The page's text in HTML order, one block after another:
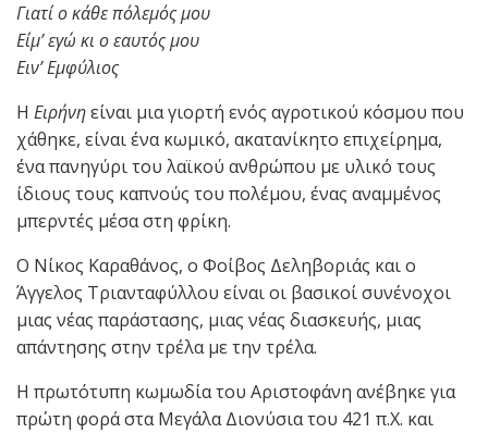
Γιατί ο κάθε πόλεμός μου
Είμ’ εγώ κι ο εαυτός μου
Ειν’ Εμφύλιος
H Ειρήνηείναι μια γιορτή ενός αγροτικού κόσμου που
χάθηκε, είναι ένα κωμικό, ακατανίκητο επιχείρημα,
ένα πανηγύρι του λαϊκού ανθρώπου με υλικό τους
ίδιους τους καπνούς του πολέμου, ένας αναμμένος
μπερντές μέσα στη φρίκη.
Ο Νίκος Καραθάνος, ο Φοίβος Δεληβοριάς και ο
Άγγελος Τριανταφύλλου είναι οι βασικοί συνένοχοι
μιας νέας παράστασης, μιας νέας διασκευής, μιας
απάντησης στην τρέλα με την τρέλα.
Η πρωτότυπη κωμωδία του Αριστοφάνη ανέβηκε για
πρώτη φορά στα Μεγάλα Διονύσια του 421 π.Χ. και